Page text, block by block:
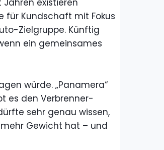
existieren
für Kundschaft mit Fokus
Zielgruppe. Künftig
ein gemeinsames
würde. „Panamera“
es den Verbrenner-
sehr genau wissen,
Gewicht hat – und